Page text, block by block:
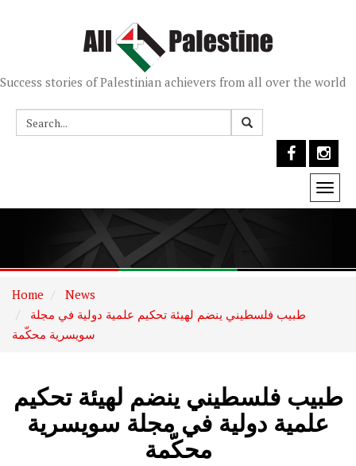
Success stories of Palestinian achievers from all over the world
Home
News
سويسرية محكّمة
طبيب فلسطيني ينضم لهيئة تحكيم
علمية دولية في مجلة سويسرية
محكّمة